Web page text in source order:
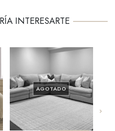
INTERESARTE
AGOTADO